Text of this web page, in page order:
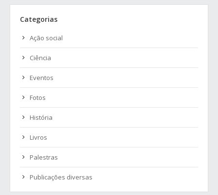
Categorias
Ação social
Ciência
Eventos
Fotos
História
Livros
Palestras
Publicações diversas